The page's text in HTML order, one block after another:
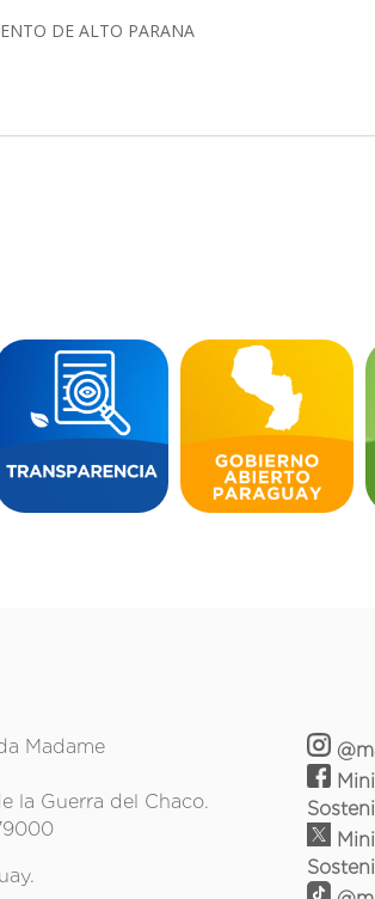
DE ALTO PARANA
Madame
la Guerra del Chaco.